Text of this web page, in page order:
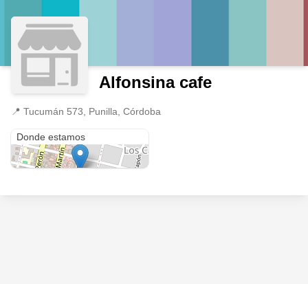
Alfonsina cafe
📍 Tucumán 573, Punilla, Córdoba
Donde estamos